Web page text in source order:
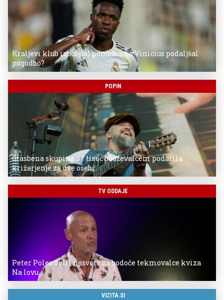
Kraljevi klub izboljšal ponudbo, bo Vinicius podaljšal
pogodbo?
POPIN
Glasbena skupina 37 tisoč oboževalcem podarila
križarjenje za dve osebi
TV ODDAJE
Peter Poles delil nasvete za bodoče tekmovalce kviza
Na lovu
VIZITA.SI